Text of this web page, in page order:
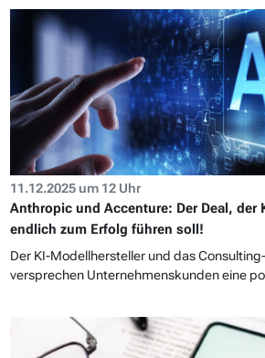
11.12.2025 um 12 Uhr
Anthropic und Accenture: Der Deal, der
endlich zum Erfolg führen soll!
Der KI-Modellhersteller und das
versprechen Unternehmenskunden eine